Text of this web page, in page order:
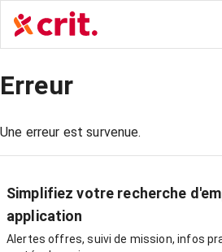
Erreur
Une erreur est survenue.
Simplifiez votre recherche
application
Alertes offres, suivi de mission, infos